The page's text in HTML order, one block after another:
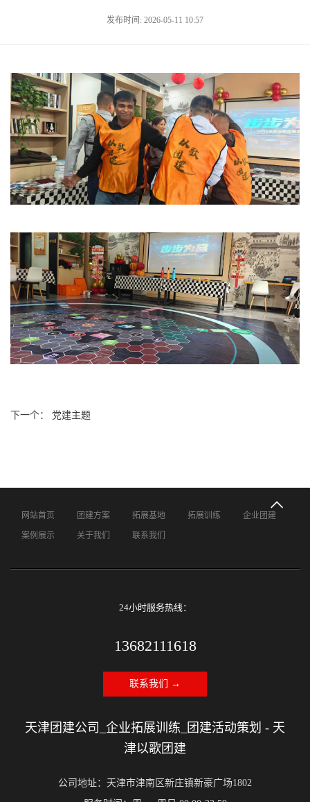
发布时间: 2026-05-11 10:57
下一个： 党建主题
网站首页 团建方案 拓展基地 拓展训练 企业团建
案例展示 关于我们 联系我们
24小时服务热线：
13682111618
联系我们 →
天津团建公司_企业拓展训练_团建活动策划 - 天
津以歌团建
公司地址：天津市津南区新庄镇新豪广场1802